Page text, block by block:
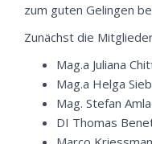
zum guten Gelingen
Zunächst die
Mag.a Juliana
Mag.a Helga
Mag. Stefan
DI Thomas